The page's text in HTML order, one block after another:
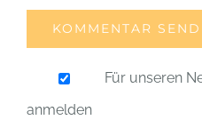
Für unseren
anmelden